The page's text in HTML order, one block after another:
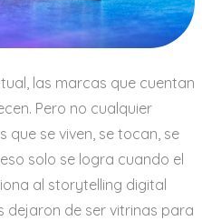
las marcas que cuentan
Pero no cualquier
que se viven, se tocan, se
solo se logra cuando el
al storytelling digital
dejaron de ser vitrinas para